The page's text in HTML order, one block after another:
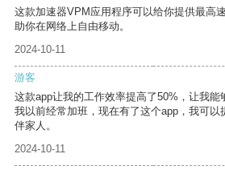
这款加速器VPM应用程序可以给你提供最高
助你在网络上自由移动。
2024-10-11
游客
这款app让我的工作效率提高了50%，让我能
我以前经常加班，现在有了这个app，我可
伴家人。
2024-10-11